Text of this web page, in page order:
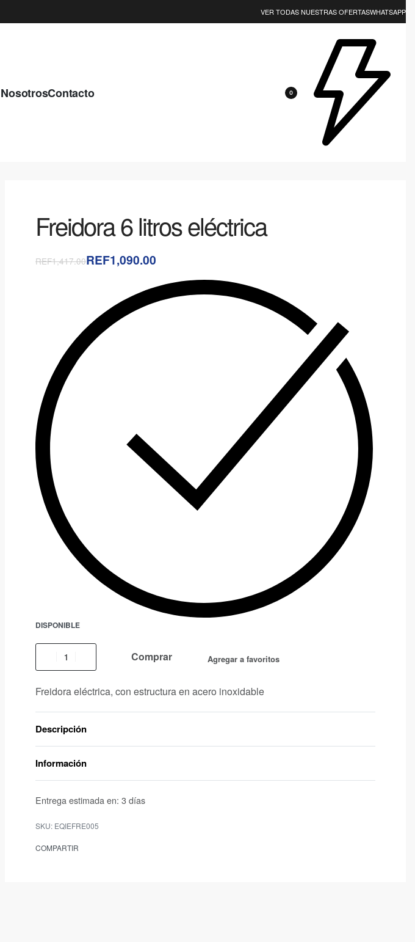
¿QUIERES EQUIPOS NUEVOS Y CON LA MEJOR CALIDAD? NOSOTROS LOS TENEMOS 😎VER TODAS NUESTRAS OFERTASWHATSAPP
NosotrosContacto 0
Freidora 6 litros eléctrica
REF1,417.00REF1,090.00
DISPONIBLE
Comprar Agregar a favoritos
Freidora eléctrica, con estructura en acero inoxidable
Descripción
Información
Entrega estimada en: 3 días
EQIEFRE005
COMPARTIR